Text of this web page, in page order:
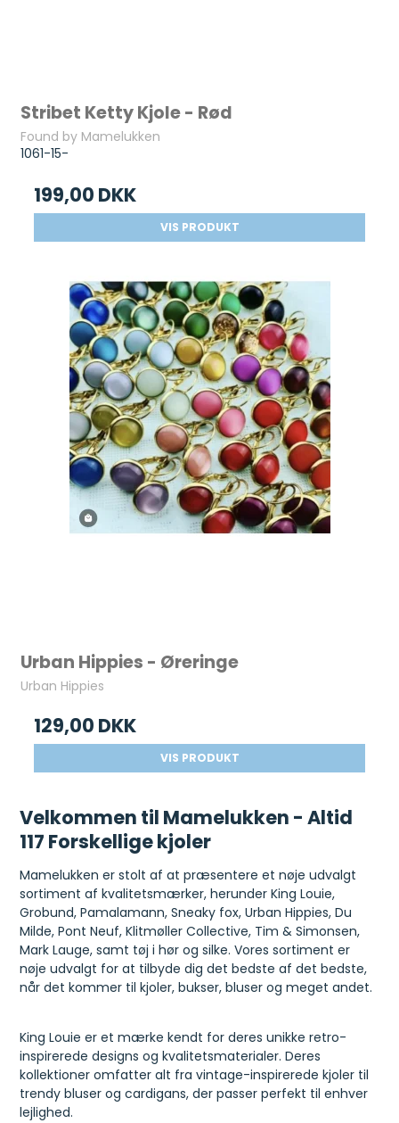
Stribet Ketty Kjole - Rød
Found by Mamelukken
1061-15-
199,00 DKK
VIS PRODUKT
Urban Hippies - Øreringe
Urban Hippies
129,00 DKK
VIS PRODUKT
Velkommen til Mamelukken - Altid
117 Forskellige kjoler
Mamelukken er stolt af at præsentere et nøje udvalgt
sortiment af kvalitetsmærker, herunder King Louie,
Grobund, Pamalamann, Sneaky fox, Urban Hippies, Du
Milde, Pont Neuf, Klitmøller Collective, Tim & Simonsen,
Mark Lauge, samt tøj i hør og silke. Vores sortiment er
nøje udvalgt for at tilbyde dig det bedste af det bedste,
når det kommer til kjoler, bukser, bluser og meget andet.
King Louie er et mærke kendt for deres unikke retro-
inspirerede designs og kvalitetsmaterialer. Deres
kollektioner omfatter alt fra vintage-inspirerede kjoler til
trendy bluser og cardigans, der passer perfekt til enhver
lejlighed.